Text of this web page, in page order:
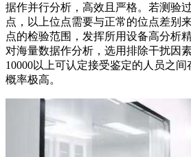
据作并行分析，高效且严格。若测验
点，以上位点需要与正常的位点差别
点的检验范围，发挥所用设备高分析
对海量数据作分析，选用排除干扰因
10000以上可认定接受鉴定的人员之
概率极高。